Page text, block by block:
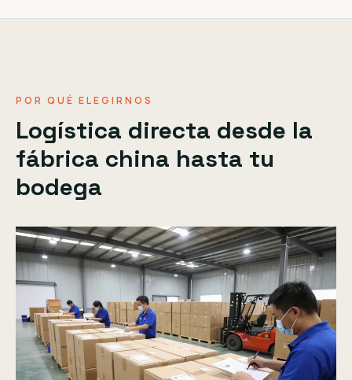
POR QUÉ ELEGIRNOS
Logística directa desde la
fábrica china hasta tu
bodega